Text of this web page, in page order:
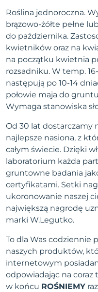
Roślina jednoroczna.
brązowo-żółte pełne
do października.
kwietników oraz na
na początku kwietnia
rozsadniku. W temp.
następują po 10-14
połowie maja do
Wymaga stanowiska
Od 30 lat dostarczamy
najlepsze nasiona, z
całym świecie. Dzięki
laboratorium każda
gruntowne badania
certyfikatami. Setki
ukoronowanie naszej
największą nagrodę
marki W.Legutko.
To dla Was codziennie
naszych produktów,
internetowym
odpowiadając na coraz
w końcu ROŚNIEMY